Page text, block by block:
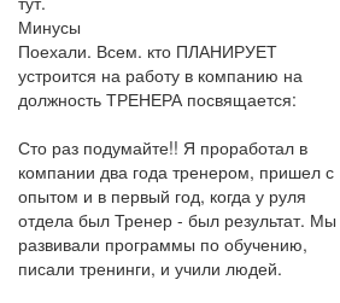
Минусы
Поехали. Всем. кто ПЛАНИРУЕТ
устроится на работу в компанию на
должность ТРЕНЕРА посвящается:
Сто раз подумайте!! Я проработал в
компании два года тренером, пришел с
опытом и в первый год, когда у руля
отдела был Тренер - был результат. Мы
развивали программы по обучению,
писали тренинги, и учили людей.